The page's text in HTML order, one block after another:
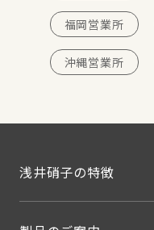
福岡営業所
沖縄営業所
浅井硝子の特徴